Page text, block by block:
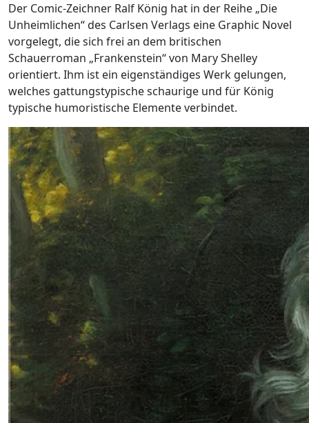
Der Comic-Zeichner Ralf König hat in der Reihe „Die
Unheimlichen“ des Carlsen Verlags eine Graphic Novel
vorgelegt, die sich frei an dem britischen
Schauerroman „Frankenstein“ von Mary Shelley
orientiert. Ihm ist ein eigenständiges Werk gelungen,
welches gattungstypische schaurige und für König
typische humoristische Elemente verbindet.